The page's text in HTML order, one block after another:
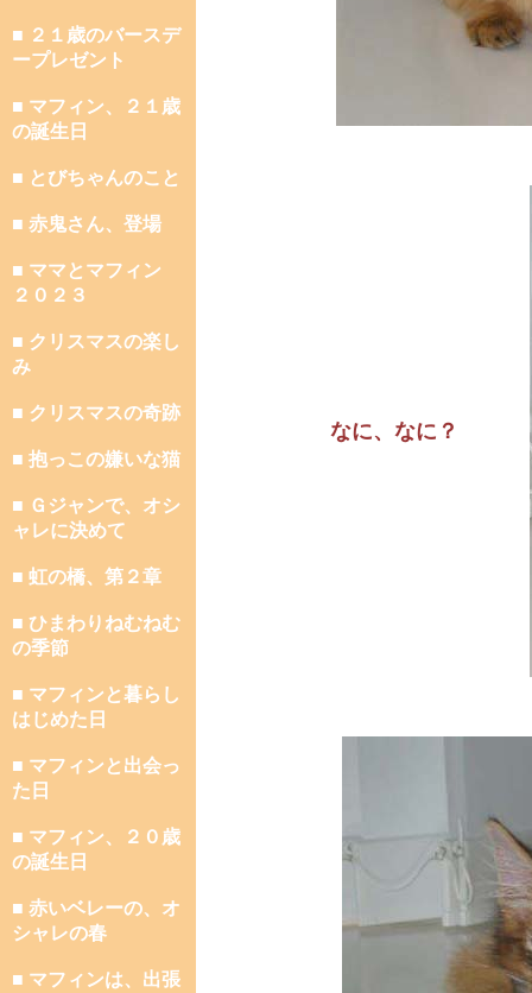
■ ２１歳のバースデ
ープレゼント
■ マフィン、２１歳
の誕生日
■ とびちゃんのこと
■ 赤鬼さん、登場
■ ママとマフィン
２０２３
■ クリスマスの楽し
み
■ クリスマスの奇跡
■ 抱っこの嫌いな猫
■ Ｇジャンで、オシ
ャレに決めて
■ 虹の橋、第２章
■ ひまわりねむねむ
の季節
■ マフィンと暮らし
はじめた日
■ マフィンと出会っ
た日
■ マフィン、２０歳
の誕生日
■ 赤いベレーの、オ
シャレの春
■ マフィンは、出張
なに、なに？